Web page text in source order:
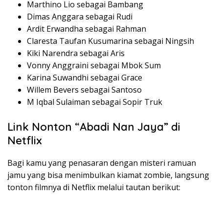
Marthino Lio sebagai Bambang
Dimas Anggara sebagai Rudi
Ardit Erwandha sebagai Rahman
Claresta Taufan Kusumarina sebagai Ningsih
Kiki Narendra sebagai Aris
VonnyAnggraini sebagai MbokSum
Karina Suwandhi sebagai Grace
Willem Bevers sebagai Santoso
M Iqbal Sulaiman sebagai Sopir Truk
Link Nonton “Abadi Nan Jaya” di
Netflix
Bagi kamu yang penasaran dengan misteri ramuan
jamu yang bisa menimbulkan kiamat zombie, langsung
tonton filmnya di Netflix melalui tautan berikut: